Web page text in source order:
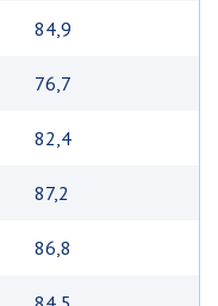
84,9
76,7
82,4
87,2
86,8